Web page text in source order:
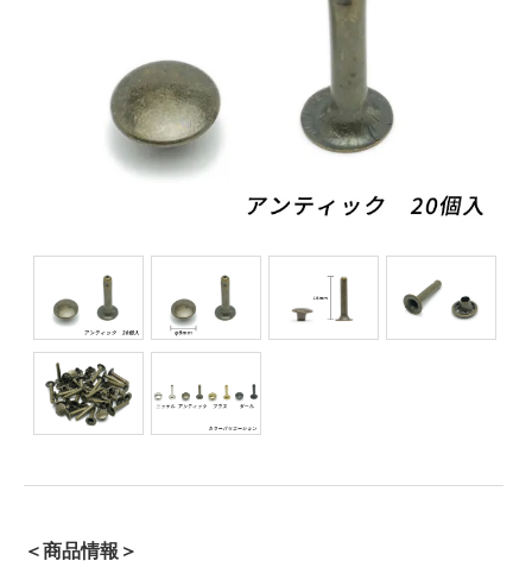
＜商品情報＞